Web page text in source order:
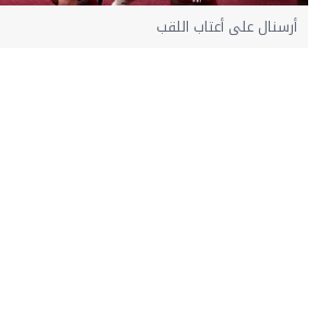
أرسنال على أعتاب اللقب